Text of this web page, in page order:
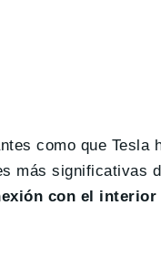
como que Tesla
más significativas
con el interior